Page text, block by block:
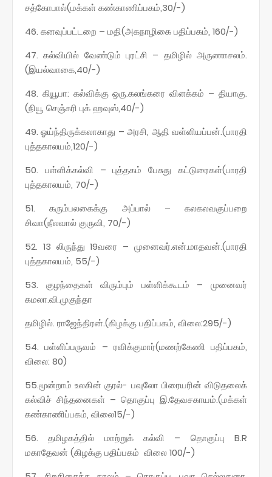
சத்கோபால்(மக்கள் கண்காணிப்பகம்,30/-)
46. கனவுப்பட்டறை – மதி(அகநாழிகை பதிப்பகம், 160/-)
47. கல்வியில் வேண்டும் புரட்சி – தமிழில் அருணாசலம்.
(இயல்வாகை,40/-)
48. கியூபா: கல்விக்கு ஒரு.கலங்கரை விளக்கம் – தியாகு.
(நியூ செஞ்சுரி புக் ஹவுஸ்,40/-)
49. ஓய்ந்திருக்கலாகாது – அரசி, ஆதி வள்ளியப்பன்.(பாரதி
புத்தகாலயம்,120/-)
50. பள்ளிக்கல்வி – புத்தகம் பேசுது கட்டுரைகள்(பாரதி
புத்தகாலயம், 70/-)
51. கரும்பலகைக்கு அப்பால் – கலகலவகுப்பறை
சிவா(நீலவால் குருவி, 70/-)
52. 13 லிருந்து 19வரை – முனைவர்.என்.மாதவன்.(பாரதி
புத்தகாலயம், 55/-)
53. குழந்தைகள் விரும்பும் பள்ளிக்கூடம் – முனைவர்
கமலா.வி.முகுந்தா
தமிழில். ராஜேந்திரன்.(கிழக்கு பதிப்பகம், விலை:295/-)
54. பள்ளிப்பருவம் – ரவிக்குமார்(மணற்கேணி பதிப்பகம்,
விலை: 80)
55.மூன்றாம் உலகின் குரல்- பவுலோ பிரையரின் விடுதலைக்
கல்விச் சிந்தனைகள் – தொகுப்பு இ.தேவசகாயம்.(மக்கள்
கண்காணிப்பகம், விலை15/-)
56. தமிழகத்தில் மாற்றுக் கல்வி – தொகுப்பு B.R
மகாதேவன் (கிழக்கு பதிப்பகம் விலை 100/-)